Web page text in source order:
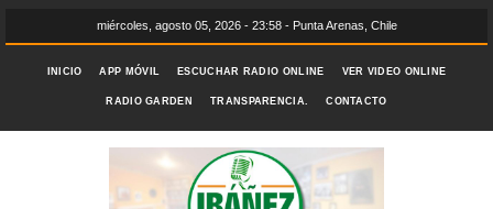
miércoles, agosto 05, 2026 - 23:58 - Punta Arenas, Chile
INICIO APP MÓVIL ESCUCHAR RADIO ONLINE VER VIDEO ONLINE
RADIO GARDEN TRANSPARENCIA. CONTACTO